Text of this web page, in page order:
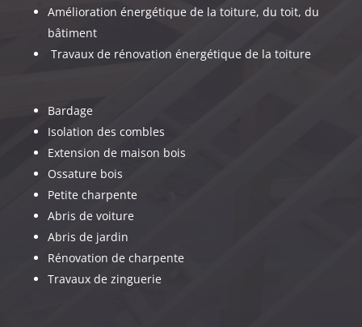
Amélioration énergétique de la toiture, du toit, du
bâtiment
Travaux de rénovation énergétique de la toiture
Bardage
Isolation des combles
Extension de maison bois
Ossature bois
Petite charpente
Abris de voiture
Abris de jardin
Rénovation de charpente
Travaux de zinguerie